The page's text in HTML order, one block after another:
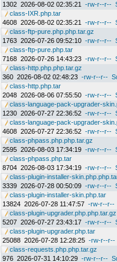
1302 2026-08-02 02:35:21 -rw-r--r--
class-IXR.php.tar
4608 2026-08-02 02:35:21 -rw-r--r--
class-ftp-pure.php.php.tar.gz
1763 2026-07-26 09:52:10 -rw-r--r--
class-ftp-pure.php.tar
7168 2026-07-26 14:43:23 -rw-r--r--
class-http.php.php.tar.gz
360 2026-08-02 02:48:23 -rw-r--r--
class-http.php.tar
2048 2026-08-06 07:55:50 -rw-r--r--
class-language-pack-upgrader-
1230 2026-07-27 22:36:52 -rw-r--r--
class-language-pack-upgrader-
4608 2026-07-27 22:36:52 -rw-r--r--
class-phpass.php.php.tar.gz
2595 2026-08-03 17:34:19 -rw-r--r--
class-phpass.php.tar
8704 2026-08-03 17:34:19 -rw-r--r--
class-plugin-installer-
3339 2026-07-28 00:50:09 -rw-r--r--
class-plugin-installer-skin.php.tar
13824 2026-07-28 11:47:57 -rw-r--r--
class-plugin-upgrader.php.php.tar.gz
5207 2026-07-27 23:43:17 -rw-r--r--
class-plugin-upgrader.php.tar
25088 2026-07-28 12:28:25 -rw-r--r--
class-requests.php.php.tar.gz
976 2026-07-31 14:10:29 -rw-r--r--